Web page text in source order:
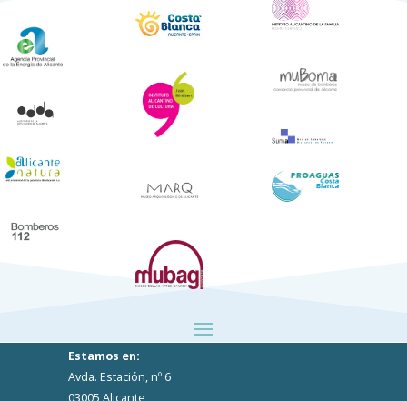
Estamos en:
Avda. Estación, nº 6
03005 Alicante